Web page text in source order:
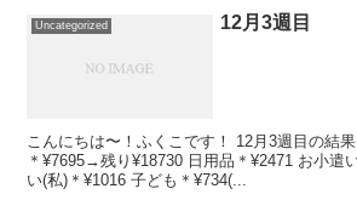
Uncategorized 12月3週目
こんにちは〜！ふくこです！ 12月3週目の結
＊¥7695→残り¥18730 日用品＊¥2471 お小遣
い(私)＊¥1016 子ども＊¥734(...